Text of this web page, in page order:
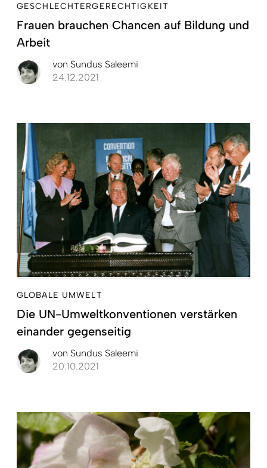
GESCHLECHTERGERECHTIGKEIT
Frauen brauchen Chancen auf Bildung und
Arbeit
von Sundus Saleemi
24.12.2021
GLOBALE UMWELT
Die UN-Umweltkonventionen verstärken
einander gegenseitig
von Sundus Saleemi
20.10.2021